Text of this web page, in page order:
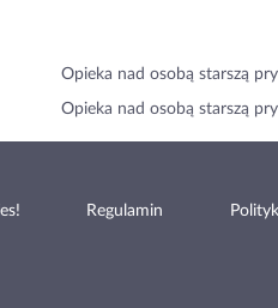
Opieka nad osobą starszą
Opieka nad osobą starszą
Regulamin